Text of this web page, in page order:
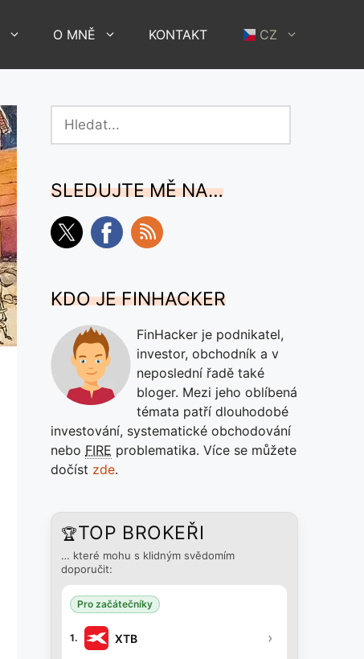
O MNĚ KONTAKT CZ
SLEDUJTE MĚ NA…
KDO JE FINHACKER
FinHacker je podnikatel,
investor, obchodník a v
neposlední řadě také
bloger. Mezi jeho oblíbená
témata patří dlouhodobé
investování, systematické obchodování
nebo FIRE problematika. Více se můžete
dočíst zde.
🏆TOP BROKEŘI
… které mohu s klidným svědomím
doporučit:
Pro začátečníky
1. XTB ›